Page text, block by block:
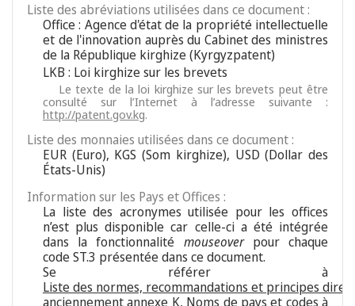
Liste des abréviations utilisées dans ce document :
Office : Agence d'état de la propriété intellectuelle
et de l'innovation auprès du Cabinet des ministres
de la République kirghize (Kyrgyzpatent)
LKB : Loi kirghize sur les brevets
Le texte de la loi kirghize sur les brevets peut être
consulté sur l’Internet à l’adresse suivante :
http://patent.gov.kg.
Liste des monnaies utilisées dans ce document :
EUR (Euro), KGS (Som kirghize), USD (Dollar des
États-Unis)
Information sur les Pays et Offices :
La liste des acronymes utilisée pour les offices
n’est plus disponible car celle-ci a été intégrée
dans la fonctionnalité mouseoverpour chaque
code ST.3 présentée dans ce document.
Se référer à
Liste des normes, recommandations et principes
anciennement annexe K, Noms de pays et codes à